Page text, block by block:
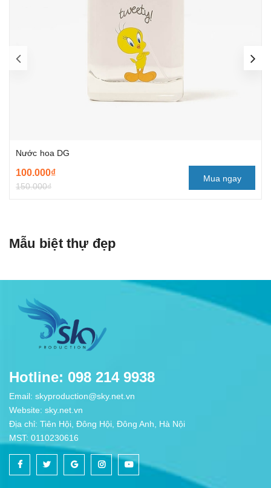
Nước hoa DG
100.000₫
150.000₫
Mua ngay
Mẫu biệt thự đẹp
Hotline: 098 214 9938
Email: skyproduction@sky.net.vn
Website: sky.net.vn
Địa chỉ: Tiên Hội, Đông Hội, Đông Anh, Hà Nội
MST: 0110230616